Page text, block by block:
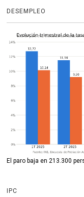
DESEMPLEO
El paro baja en 213.300
IPC